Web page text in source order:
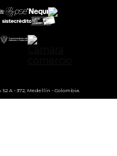
52 A - 372, Medellín - Colombia.